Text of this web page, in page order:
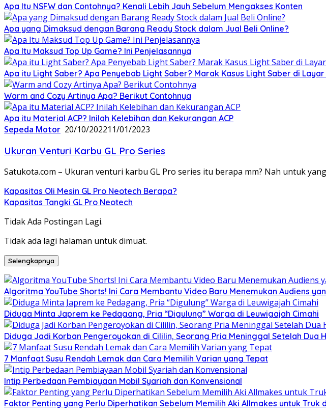
Apa Itu NSFW dan Contohnya? Kenali Lebih Jauh Sebelum Mengakses Konten
Apa yang Dimaksud dengan Barang Ready Stock dalam Jual Beli Online?
Apa Itu Maksud Top Up Game? Ini Penjelasannya
Apa itu Light Saber? Apa Penyebab Light Saber? Marak Kasus Light Saber di
Warm and Cozy Artinya Apa? Berikut Contohnya
Apa itu Material ACP? Inilah Kelebihan dan Kekurangan ACP
Sepeda Motor 20/10/202211/01/2023
Ukuran Venturi Karbu GL Pro Series
Satukota.com – Ukuran venturi karbu GL Pro series itu berapa mm? Nah untuk
Kapasitas Oli Mesin GL Pro Neotech Berapa?
Kapasitas Tangki GL Pro Neotech
Tidak Ada Postingan Lagi.
Tidak ada lagi halaman untuk dimuat.
Selengkapnya
Algoritma YouTube Shorts! Ini Cara Membantu Video Baru Menemukan Audiens
Diduga Minta Japrem ke Pedagang, Pria “Digulung” Warga di Leuwigajah Cimahi
Diduga Jadi Korban Pengeroyokan di Cililin, Seorang Pria Meninggal Setelah Dua
7 Manfaat Susu Rendah Lemak dan Cara Memilih Varian yang Tepat
Intip Perbedaan Pembiayaan Mobil Syariah dan Konvensional
Faktor Penting yang Perlu Diperhatikan Sebelum Memilih Aki Allmakes untuk Truk